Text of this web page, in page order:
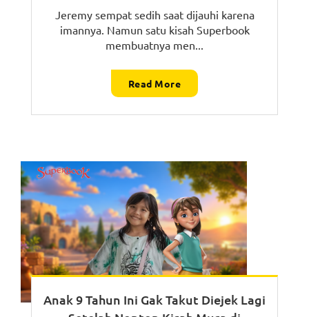
Jeremy sempat sedih saat dijauhi karena
imannya. Namun satu kisah Superbook
membuatnya men...
Read More
Anak 9 Tahun Ini Gak Takut Diejek Lagi